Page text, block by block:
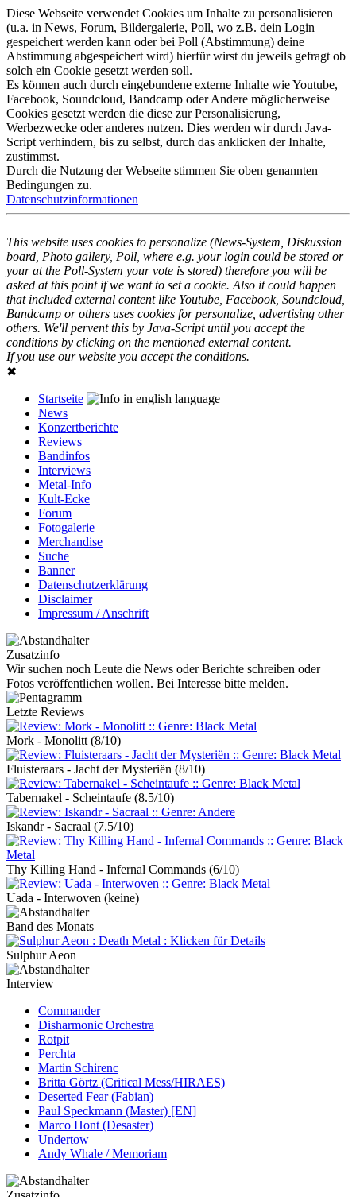
Diese Webseite verwendet Cookies um Inhalte zu personalisieren
(u.a. in News, Forum, Bildergalerie, Poll, wo z.B. dein Login
gespeichert werden kann oder bei Poll (Abstimmung) deine
Abstimmung abgespeichert wird) hierfür wirst du jeweils gefragt ob
solch ein Cookie gesetzt werden soll.
Es können auch durch eingebundene externe Inhalte wie Youtube,
Facebook, Soundcloud, Bandcamp oder Andere möglicherweise
Cookies gesetzt werden die diese zur Personalisierung,
Werbezwecke oder anderes nutzen. Dies werden wir durch Java-
Script verhindern, bis zu selbst, durch das anklicken der Inhalte,
zustimmst.
Durch die Nutzung der Webseite stimmen Sie oben genannten
Bedingungen zu.
Datenschutzinformationen
This website uses cookies to personalize (News-System, Diskussion
board, Photo gallery, Poll, where e.g. your login could be stored or
your at the Poll-System your vote is stored) therefore you will be
asked at this point if we want to set a cookie. Also it could happen
that included external content like Youtube, Facebook, Soundcloud,
Bandcamp or others uses cookies for personalize, advertising other
others. We'll pervent this by Java-Script until you accept the
conditions by clicking on the mentioned external content.
If you use our website you accept the conditions.
✖
Startseite
News
Konzertberichte
Reviews
Bandinfos
Interviews
Metal-Info
Kult-Ecke
Forum
Fotogalerie
Merchandise
Suche
Banner
Datenschutzerklärung
Disclaimer
Impressum / Anschrift
Zusatzinfo
Wir suchen noch Leute die News oder Berichte schreiben oder
Fotos veröffentlichen wollen. Bei Interesse bitte melden.
Letzte Reviews
Mork - Monolitt (8/10)
Fluisteraars - Jacht der Mysteriën (8/10)
Tabernakel - Scheintaufe (8.5/10)
Iskandr - Sacraal (7.5/10)
Thy Killing Hand - Infernal Commands (6/10)
Uada - Interwoven (keine)
Band des Monats
Sulphur Aeon
Interview
Commander
Disharmonic Orchestra
Rotpit
Perchta
Martin Schirenc
Britta Görtz (Critical Mess/HIRAES)
Deserted Fear (Fabian)
Paul Speckmann (Master) [EN]
Marco Hont (Desaster)
Undertow
Andy Whale / Memoriam